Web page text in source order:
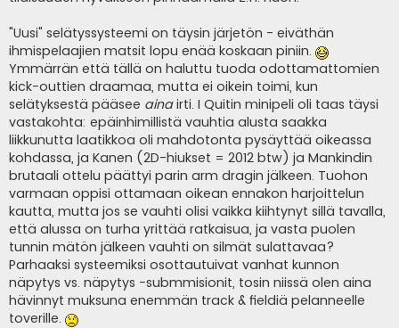
"Uusi" selätyssysteemi on täysin järjetön - eiväthän
ihmispelaajien matsit lopu enää koskaan piniin.
Ymmärrän että tällä on haluttu tuoda odottamattomien
kick-outtien draamaa, mutta ei oikein toimi, kun
selätyksestä pääsee ainairti. I Quitin minipeli oli taas täysi
vastakohta: epäinhimillistä vauhtia alusta saakka
liikkunutta laatikkoa oli mahdotonta pysäyttää oikeassa
kohdassa, ja Kanen (2D-hiukset = 2012 btw) ja Mankindin
brutaali ottelu päättyi parin arm dragin jälkeen. Tuohon
varmaan oppisi ottamaan oikean ennakon harjoittelun
kautta, mutta jos se vauhti olisi vaikka kiihtynyt sillä tavalla,
että alussa on turha yrittää ratkaisua, ja vasta puolen
tunnin mätön jälkeen vauhti on silmät sulattavaa?
Parhaaksi systeemiksi osottautuivat vanhat kunnon
näpytys vs. näpytys -submmisionit, tosin niissä olen aina
hävinnyt muksuna enemmän track & fieldiä pelanneelle
toverille.